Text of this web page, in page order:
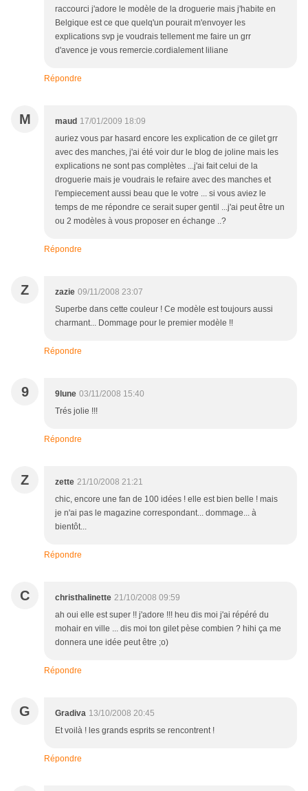
raccourci j'adore le modèle de la droguerie mais j'habite en
Belgique est ce que quelq'un pourait m'envoyer les
explications svp je voudrais tellement me faire un grr
d'avence je vous remercie.cordialement liliane
Répondre
M maud 17/01/2009 18:09
auriez vous par hasard encore les explication de ce gilet grr
avec des manches, j'ai été voir dur le blog de joline mais les
explications ne sont pas complètes ...j'ai fait celui de la
droguerie mais je voudrais le refaire avec des manches et
l'empiecement aussi beau que le votre ... si vous aviez le
temps de me répondre ce serait super gentil ...j'ai peut être un
ou 2 modèles à vous proposer en échange ..?
Répondre
Z zazie 09/11/2008 23:07
Superbe dans cette couleur ! Ce modèle est toujours aussi
charmant... Dommage pour le premier modèle !!
Répondre
9 9lune 03/11/2008 15:40
Trés jolie !!!
Répondre
Z zette 21/10/2008 21:21
chic, encore une fan de 100 idées ! elle est bien belle ! mais
je n'ai pas le magazine correspondant... dommage... à
bientôt...
Répondre
C christhalinette 21/10/2008 09:59
ah oui elle est super !! j'adore !!! heu dis moi j'ai répéré du
mohair en ville ... dis moi ton gilet pèse combien ? hihi ça me
donnera une idée peut être ;o)
Répondre
G Gradiva 13/10/2008 20:45
Et voilà ! les grands esprits se rencontrent !
Répondre